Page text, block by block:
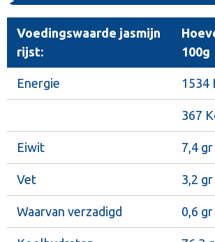
Voedingswaarde jasmijn
rijst:
100g
Energie 1534
367
Eiwit 7,4 gr
Vet 3,2 gr
Waarvan verzadigd 0,6 gr